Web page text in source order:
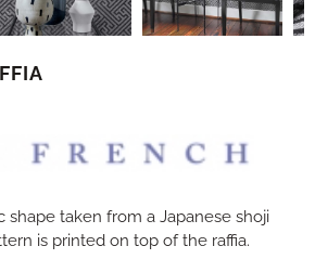
shape taken from a Japanese shoji
is printed on top of the raffia.